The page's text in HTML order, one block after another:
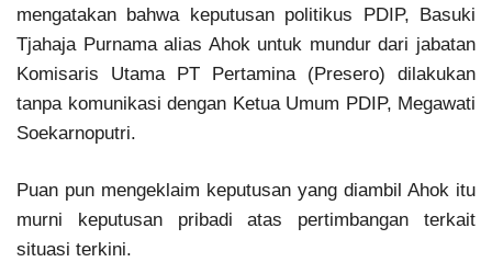
mengatakan bahwa keputusan politikus PDIP, Basuki
Tjahaja Purnama alias Ahok untuk mundur dari jabatan
Komisaris Utama PT Pertamina (Presero) dilakukan
tanpa komunikasi dengan Ketua Umum PDIP, Megawati
Soekarnoputri.
Puan pun mengeklaim keputusan yang diambil Ahok itu
murni keputusan pribadi atas pertimbangan terkait
situasi terkini.